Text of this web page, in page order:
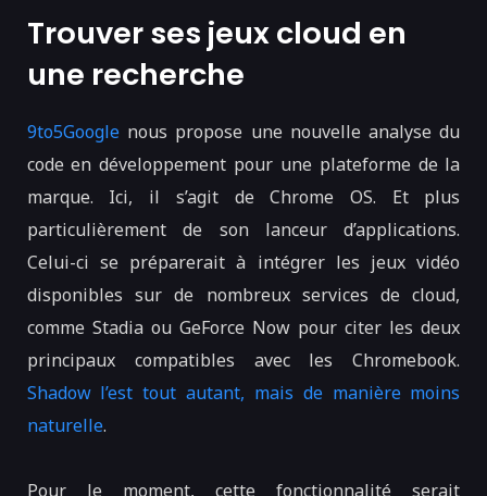
Trouver ses jeux cloud en
une recherche
9to5Googlenous propose une nouvelle analyse du
code en développement pour une plateforme de la
marque. Ici, il s’agit de Chrome OS. Et plus
particulièrement de son lanceur d’applications.
Celui-ci se préparerait à intégrer les jeux vidéo
disponibles sur de nombreux services de cloud,
comme Stadia ou GeForce Now pour citer les deux
principaux compatibles avec les Chromebook.
Shadow l’est tout autant, mais de manière moins
naturelle.
Pour le moment, cette fonctionnalité serait